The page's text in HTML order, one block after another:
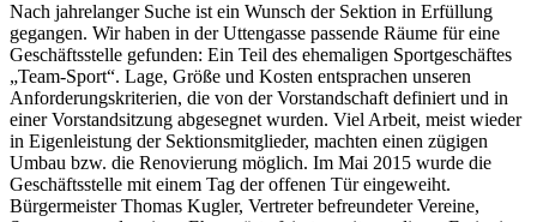
Nach jahrelanger Suche ist ein Wunsch der Sektion in Erfüllung
gegangen. Wir haben in der Uttengasse passende Räume für eine
Geschäftsstelle gefunden: Ein Teil des ehemaligen Sportgeschäftes
„Team-Sport“. Lage, Größe und Kosten entsprachen unseren
Anforderungskriterien, die von der Vorstandschaft definiert und in
einer Vorstandsitzung abgesegnet wurden. Viel Arbeit, meist wieder
in Eigenleistung der Sektionsmitglieder, machten einen zügigen
Umbau bzw. die Renovierung möglich. Im Mai 2015 wurde die
Geschäftsstelle mit einem Tag der offenen Tür eingeweiht.
Bürgermeister Thomas Kugler, Vertreter befreundeter Vereine,